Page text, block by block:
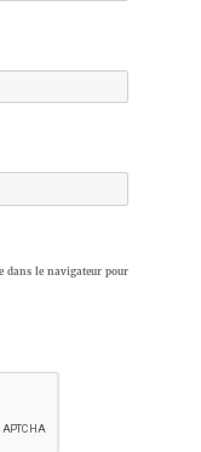
dans le navigateur pour